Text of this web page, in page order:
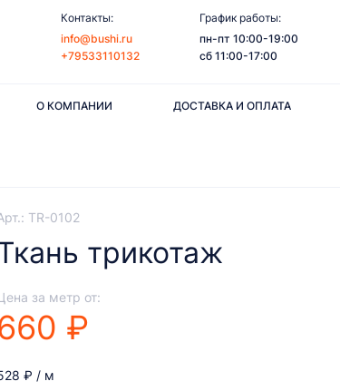
Контакты:
info@bushi.ru
+79533110132
График работы:
пн-пт 10:00-19:00
сб 11:00-17:00
О КОМПАНИИ ДОСТАВКА И ОПЛАТА
TR-0102
трикотаж
за метр от:
₽
₽ / м